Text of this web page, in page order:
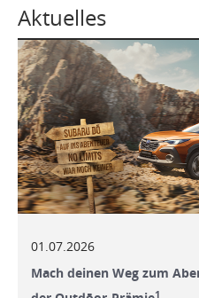
Aktuelles
01.07.2026
Mach deinen Weg zum
1